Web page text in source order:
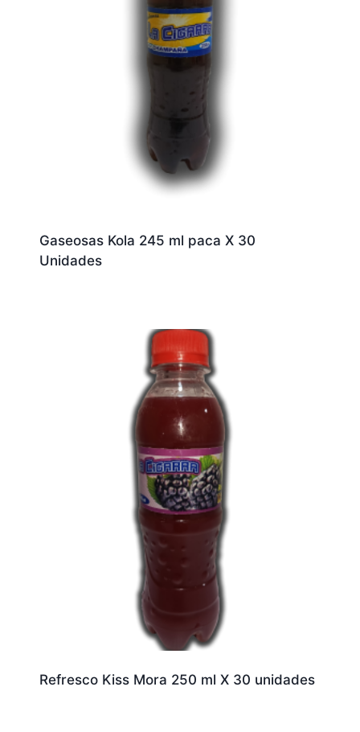
Gaseosas Kola 245 ml paca X 30
Unidades
Refresco Kiss Mora 250 ml X 30 unidades